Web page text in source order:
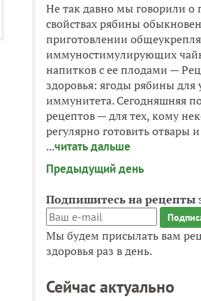
Не так давно мы говорили о
свойствах рябины
приготовлении
иммуностимулирующих
напитков с ее плодами —
здоровья: ягоды рябины для
иммунитета. Сегодняшняя
рецептов — для тех, кому
регулярно готовить отвары
...читать дальше
Предыдущий день
Подпишитесь на рецепты
Мы будем присылать вам
здоровья раз в день.
Сейчас актуально